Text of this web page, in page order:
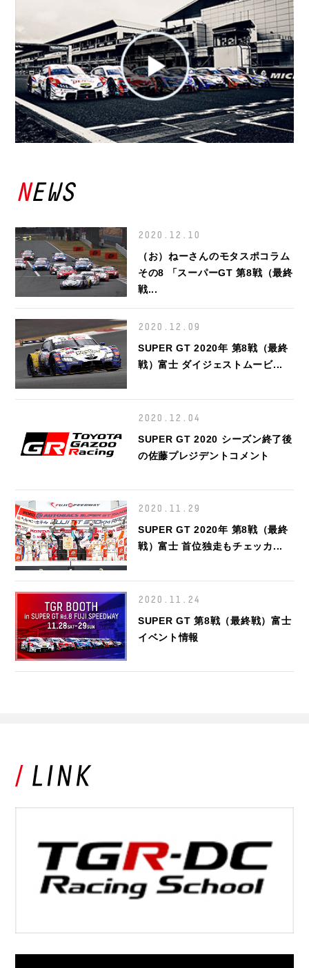
NEWS
2020.12.10
（お）ねーさんのモタスポコラム
その8 「スーパーGT 第8戦（最終
戦...
2020.12.09
SUPER GT 2020年 第8戦（最終
戦）富士 ダイジェストムービ...
2020.12.04
SUPER GT 2020 シーズン終了後
の佐藤プレジデントコメント
2020.11.29
SUPER GT 2020年 第8戦（最終
戦）富士 首位独走もチェッカ...
2020.11.24
SUPER GT 第8戦（最終戦）富士
イベント情報